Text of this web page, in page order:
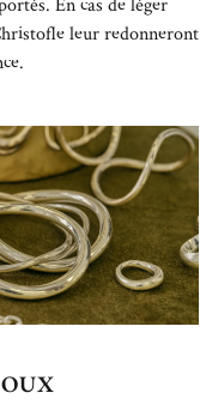
leur redonneront